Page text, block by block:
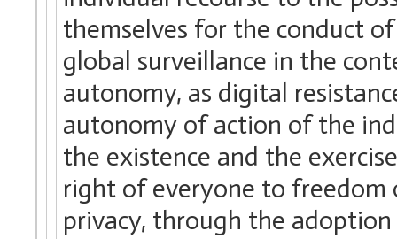
themselves for the conduct
global surveillance in the
autonomy, as digital
autonomy of action of the
the existence and the
right of everyone to
privacy, through the